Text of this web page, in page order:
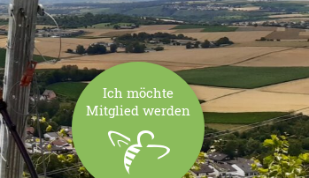
Ich möchte
Mitglied werden